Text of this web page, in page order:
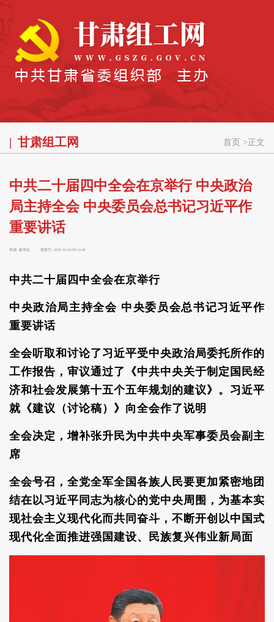
甘肃组工网 首页 > 正文
中共二十届四中全会在京举行 中央政治
局主持全会 中央委员会总书记习近平作
重要讲话
来源: 新华社 更新于: 2025-10-24 09:12:09
中共二十届四中全会在京举行
中央政治局主持全会 中央委员会总书记习近平作
重要讲话
全会听取和讨论了习近平受中央政治局委托所作的
工作报告，审议通过了《中共中央关于制定国民经
济和社会发展第十五个五年规划的建议》。习近平
就《建议（讨论稿）》向全会作了说明
全会决定，增补张升民为中共中央军事委员会副主
席
全会号召，全党全军全国各族人民要更加紧密地团
结在以习近平同志为核心的党中央周围，为基本实
现社会主义现代化而共同奋斗，不断开创以中国式
现代化全面推进强国建设、民族复兴伟业新局面